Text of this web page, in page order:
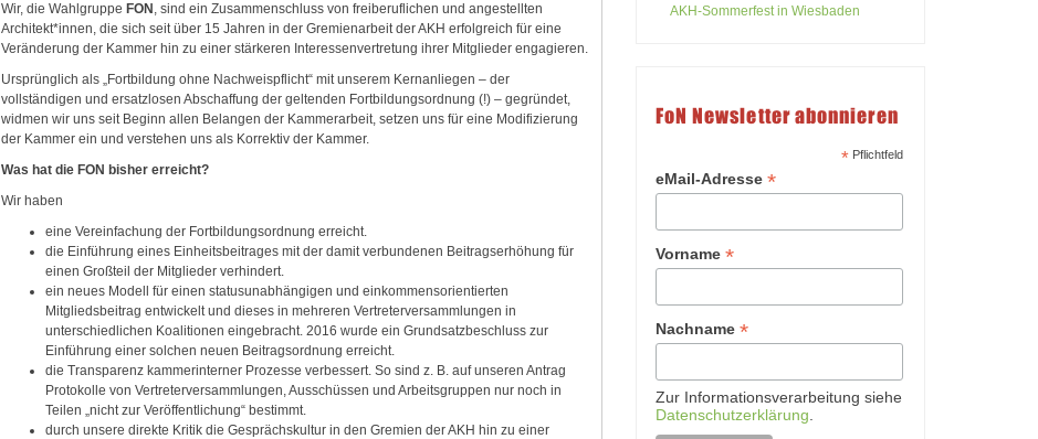
Wir, die Wahlgruppe FON , sind ein Zusammenschluss von freiberuflichen und angestellten
Architekt*innen, die sich seit über 15 Jahren in der Gremienarbeit der AKH erfolgreich für eine
Veränderung der Kammer hin zu einer stärkeren Interessenvertretung ihrer Mitglieder engagieren.
Ursprünglich als „Fortbildung ohne Nachweispflicht“ mit unserem Kernanliegen – der
vollständigen und ersatzlosen Abschaffung der geltenden Fortbildungsordnung (!) – gegründet,
widmen wir uns seit Beginn allen Belangen der Kammerarbeit, setzen uns für eine Modifizierung
der Kammer ein und verstehen uns als Korrektiv der Kammer.
Was hat die FON bisher erreicht?
Wir haben
eine Vereinfachung der Fortbildungsordnung erreicht.
die Einführung eines Einheitsbeitrages mit der damit verbundenen Beitragserhöhung für
einen Großteil der Mitglieder verhindert.
ein neues Modell für einen statusunabhängigen und einkommensorientierten
Mitgliedsbeitrag entwickelt und dieses in mehreren Vertreterversammlungen in
unterschiedlichen Koalitionen eingebracht. 2016 wurde ein Grundsatzbeschluss zur
Einführung einer solchen neuen Beitragsordnung erreicht.
die Transparenz kammerinterner Prozesse verbessert. So sind z. B. auf unseren Antrag
Protokolle von Vertreterversammlungen, Ausschüssen und Arbeitsgruppen nur noch in
Teilen „nicht zur Veröffentlichung“ bestimmt.
durch unsere direkte Kritik die Gesprächskultur in den Gremien der AKH hin zu einer
AKH-Sommerfest in Wiesbaden
FoN Newsletter abonnieren
*Pflichtfeld
eMail-Adresse *
Vorname *
Nachname *
Zur Informationsverarbeitung siehe
Datenschutzerklärung